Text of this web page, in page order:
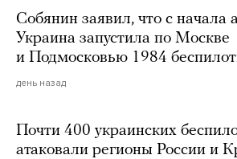
Собянин заявил, что с начала
Украина запустила по Москве
и Подмосковью 1984
день назад
Почти 400 украинских
атаковали регионы России и